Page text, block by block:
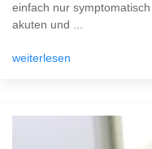
einfach nur
akuten und ...
weiterlesen